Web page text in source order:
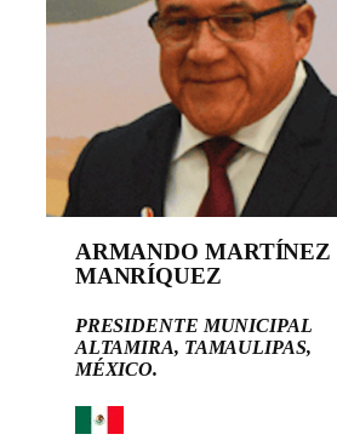
ARMANDO MARTÍNEZ
MANRÍQUEZ
PRESIDENTE MUNICIPAL
ALTAMIRA, TAMAULIPAS,
MÉXICO.